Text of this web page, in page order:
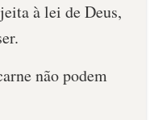
à lei de Deus,
não podem